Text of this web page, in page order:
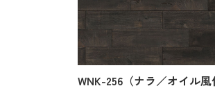
WNK-256（ナラ／オイル風